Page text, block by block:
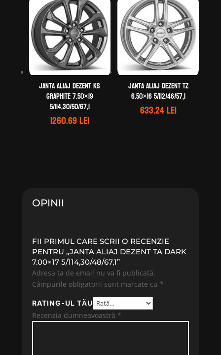
Janta aliaj DEZENT KS
graphite 7.50×19
5/114,30/50/67,1
1260.69lei
Janta aliaj DEZENT TZ
6.50×16 5/112/46/57,1
633.24lei
OPINII
FII PRIMUL CARE SCRII O RECENZIE
PENTRU „JANTA ALIAJ DEZENT TA DARK
7.00×17 5/114,30/48/67,1”
Adresa ta de email nu va fi publicată.
Câmpurile obligatorii sunt marcate cu *
RATING-UL TĂU
Recenzia dumneavoastră *